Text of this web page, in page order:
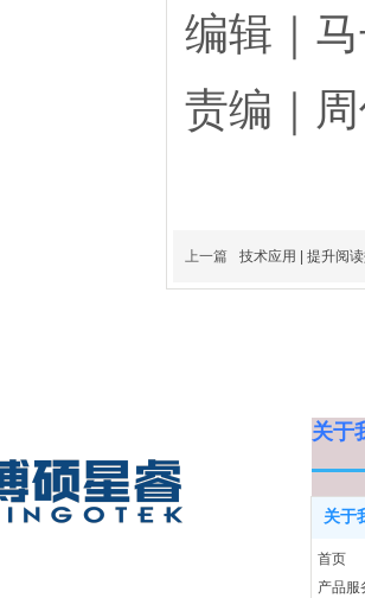
编辑｜
责编｜
上一篇 技术应用 | 提升阅
关于
关于
首页
产品服